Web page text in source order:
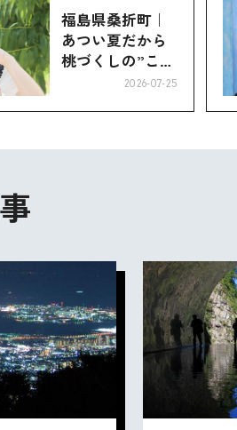
福島県桑折町｜
あつい夏だから
桃づくしの”こお
2026-07-25